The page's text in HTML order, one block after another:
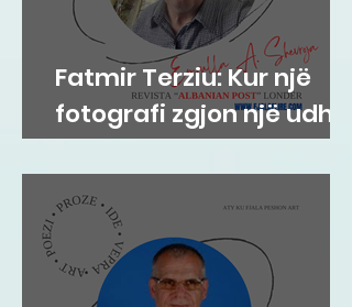
Fatmir Terziu: Kur një
fotografi zgjon një udhë
tradite që vjen prej
shekujsh në vendlindje